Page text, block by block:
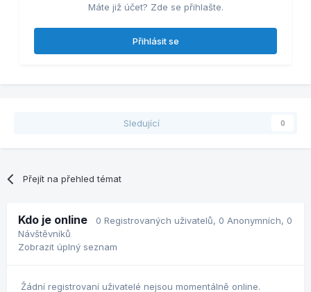
Máte již účet? Zde se přihlašte.
Přihlásit se
Sledující 0
Přejít na přehled témat
Kdo je online 0 Registrovaných uživatelů, 0 Anonymních, 0
Návštěvníků
Zobrazit úplný seznam
Žádní registrovaní uživatelé nejsou momentálně online.